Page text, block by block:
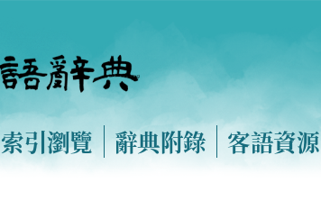
索引瀏覽 辭典附錄 客語資源